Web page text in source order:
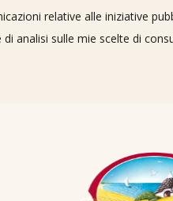
relative alle iniziative
analisi sulle mie scelte di